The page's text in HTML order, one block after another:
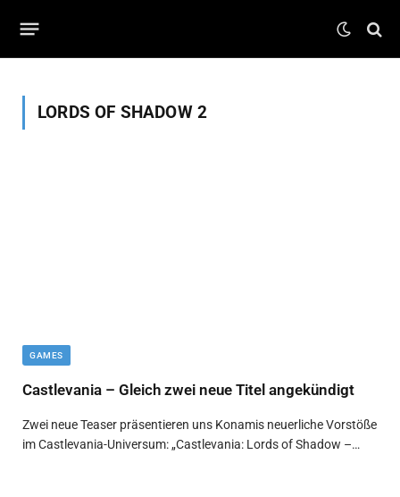
LORDS OF SHADOW 2
GAMES
Castlevania – Gleich zwei neue Titel angekündigt
Zwei neue Teaser präsentieren uns Konamis neuerliche Vorstöße
im Castlevania-Universum: „Castlevania: Lords of Shadow –…